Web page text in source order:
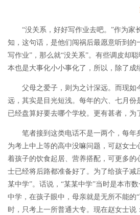
“没关系，好好写作业去吧。”作为家
知，这句话，是他们闯祸后最愿意听到
写作业”，那么就“没关系”。有些调皮却
本也是大事化小小事化了，所以，除了成
父母之爱子，则为之计深远。而现如
远，其实是目光短浅。每年的六、七月
已经盘算好要去哪个学校。更有甚者，
笔者接到这类电话不是一两个，每年
为考上中上等的高中没嘛问题，可赵女
着孩子的饮食起居、营养搭配，可更多
士已经将后路都准备好了。为了给孩子
某中学”。话说，“某某中学”当时是本市
中学，在孩子眼中，母亲就是无所不能的
时，只考上一所普通大专。现在赵女士